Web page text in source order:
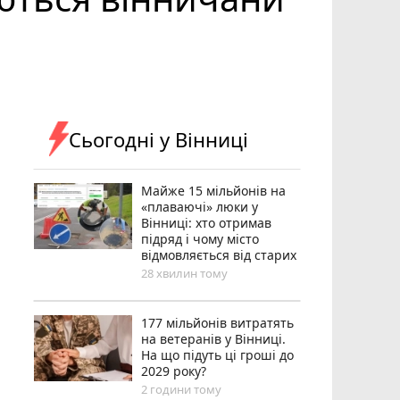
Сьогодні у Вінниці
Майже 15 мільйонів на
«плаваючі» люки у
Вінниці: хто отримав
підряд і чому місто
відмовляється від старих
28 хвилин тому
177 мільйонів витратять
на ветеранів у Вінниці.
На що підуть ці гроші до
2029 року?
2 години тому